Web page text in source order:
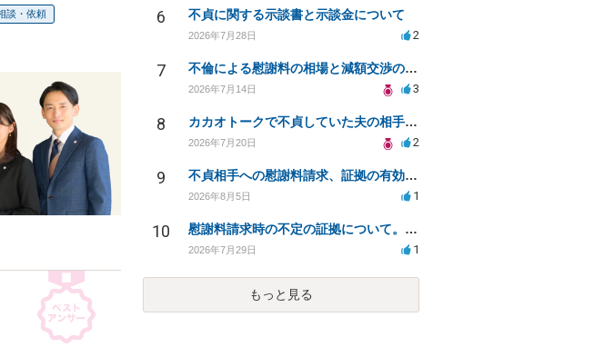
談・依頼 6 不貞に関する示談書と示談金について
2026年7月28日 2
7 不倫による慰謝料の相場と減額交渉の可能性について
2026年7月14日 3
8 カカオトークで不貞していた夫の相手を特定したい
2026年7月20日 2
9 不貞相手への慰謝料請求、証拠の有効性と対応方法は？
2026年8月5日 1
10 慰謝料請求時の不定の証拠について。効力があるのか知りたい。
2026年7月29日 1
もっと見る